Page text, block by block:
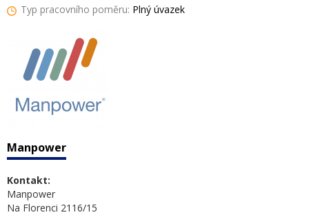
Typ pracovního poměru: Plný úvazek
Manpower
Kontakt:
Manpower
Na Florenci 2116/15